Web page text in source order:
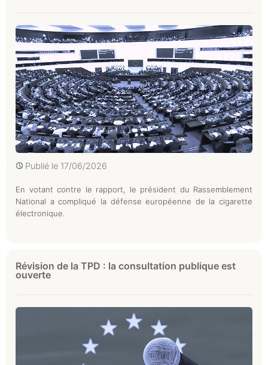
Publié le 17/06/2026
En votant contre le rapport, le président du Rassemblement
National a compliqué la défense européenne de la cigarette
électronique.
Révision de la TPD : la consultation publique est
ouverte